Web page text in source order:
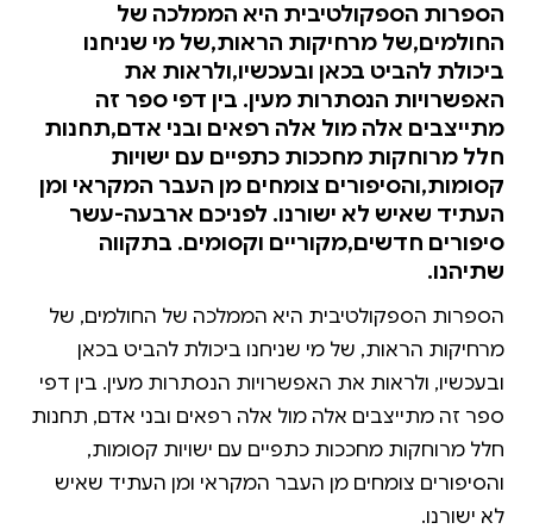
הספרות הספקולטיבית היא הממלכה של
החולמים,של מרחיקות הראות,של מי שניחנו
ביכולת להביט בכאן ובעכשיו,ולראות את
האפשרויות הנסתרות מעין. בין דפי ספר זה
מתייצבים אלה מול אלה רפאים ובני אדם,תחנות
חלל מרוחקות מחככות כתפיים עם ישויות
קסומות,והסיפורים צומחים מן העבר המקראי ומן
העתיד שאיש לא ישורנו. לפניכם ארבעה-עשר
סיפורים חדשים,מקוריים וקסומים. בתקווה
שתיהנו.
הספרות הספקולטיבית היא הממלכה של החולמים, של
מרחיקות הראות, של מי שניחנו ביכולת להביט בכאן
ובעכשיו, ולראות את האפשרויות הנסתרות מעין. בין דפי
ספר זה מתייצבים אלה מול אלה רפאים ובני אדם, תחנות
חלל מרוחקות מחככות כתפיים עם ישויות קסומות,
והסיפורים צומחים מן העבר המקראי ומן העתיד שאיש